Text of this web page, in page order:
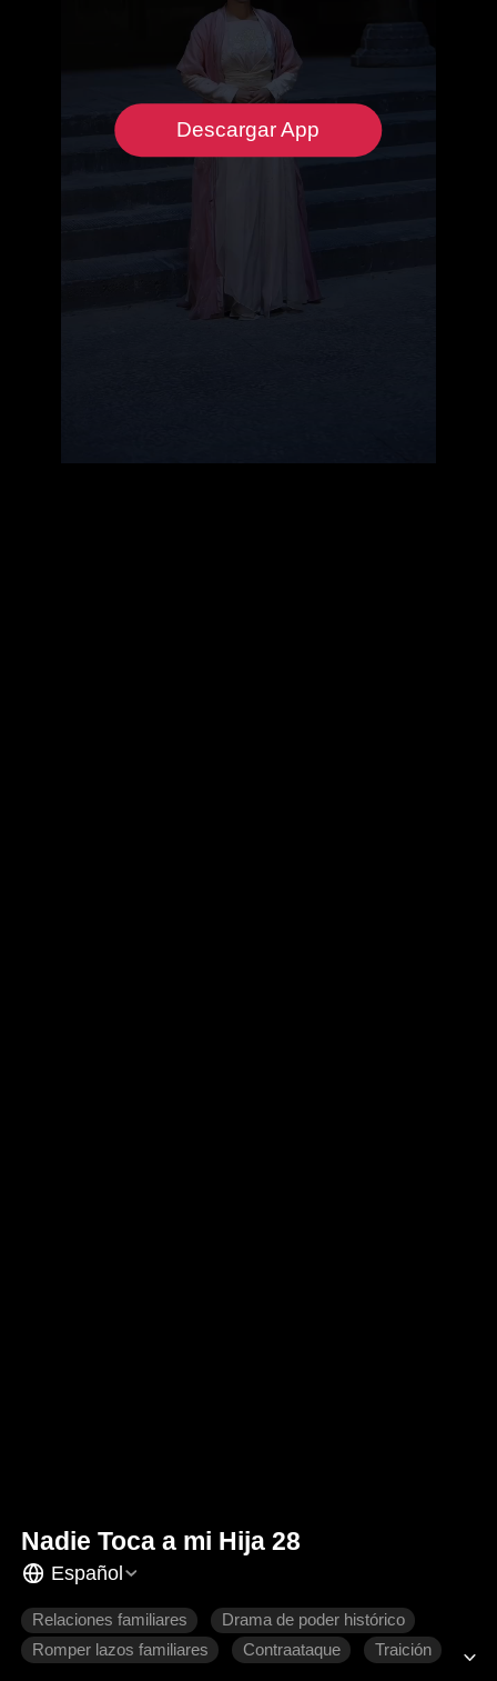
Descargar App
Nadie Toca a mi Hija 28
Español
Relaciones familiares
Drama de poder histórico
Romper lazos familiares
Contraataque
Traición